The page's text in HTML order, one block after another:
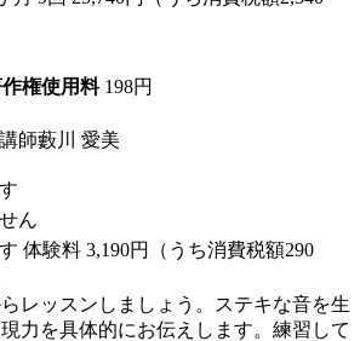
権使用料 198円
師藪川 愛美
ん
体験料 3,190円（うち消費税額290
レッスンしましょう。ステキな音を生
力を具体的にお伝えします。練習して